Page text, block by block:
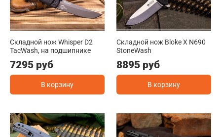
Складной нож Whisper D2
TacWash, на подшипнике
7295 руб
В корзину
Складной нож Bloke X N690
StoneWash
8895 руб
В корзину